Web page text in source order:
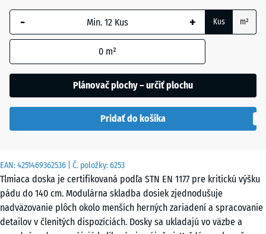
EAN:4251469362536 | Č. položky:6253
Tlmiaca doska je certifikovaná podľa STN EN 1177 pre kritickú výšku
pádu do 140 cm. Modulárna skladba dosiek zjednodušuje
nadväzovanie plôch okolo menších herných zariadení a spracovanie
detailov v členitých dispozíciách. Dosky sa ukladajú vo väzbe a
Cihlová
+ 0,50 €
modrá
+ 3,10 €
béžová
+ 3,50 €
Trávovo
zelená
+ 1,40 €
- + Kus m²
0 m²
Plánovač plochy – určiť plochu
Pridať do košíka